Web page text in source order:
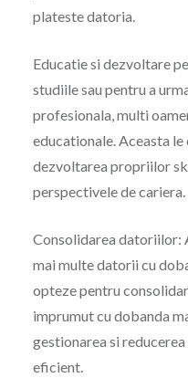
plateste datoria.
Educatie si dezvoltare
studiile sau pentru a
profesionala, multi
educationale. Aceasta le
dezvoltarea propriilor
perspectivele de cariera.
Consolidarea datoriilor:
mai multe datorii cu
opteze pentru
imprumut cu dobanda
gestionarea si
eficient.